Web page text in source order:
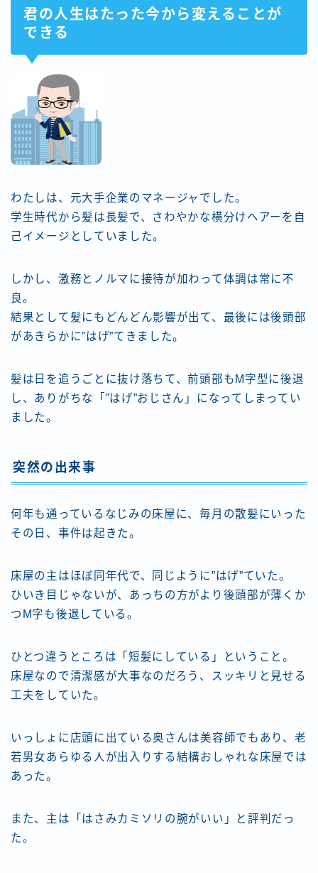
君の人生はたった今から変えることが
できる
わたしは、元大手企業のマネージャでした。
学生時代から髪は長髪で、さわやかな横分けヘアーを自
己イメージとしていました。
しかし、激務とノルマに接待が加わって体調は常に不
良。
結果として髪にもどんどん影響が出て、最後には後頭部
があきらかに”はげ”てきました。
髪は日を追うごとに抜け落ちて、前頭部もM字型に後退
し、ありがちな「”はげ”おじさん」になってしまってい
ました。
突然の出来事
何年も通っているなじみの床屋に、毎月の散髪にいった
その日、事件は起きた。
床屋の主はほぼ同年代で、同じように”はげ”ていた。
ひいき目じゃないが、あっちの方がより後頭部が薄くか
つM字も後退している。
ひとつ違うところは「短髪にしている」ということ。
床屋なので清潔感が大事なのだろう、スッキリと見せる
工夫をしていた。
いっしょに店頭に出ている奥さんは美容師でもあり、老
若男女あらゆる人が出入りする結構おしゃれな床屋では
あった。
また、主は「はさみカミソリの腕がいい」と評判だっ
た。